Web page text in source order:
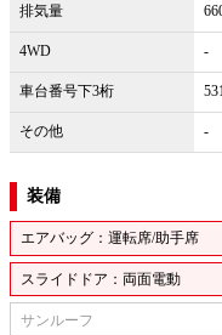
排気量
4WD -
車台番号下3桁
その他 -
装備
エアバッグ：運転席/助手席
スライドドア：両面電動
サンルーフ